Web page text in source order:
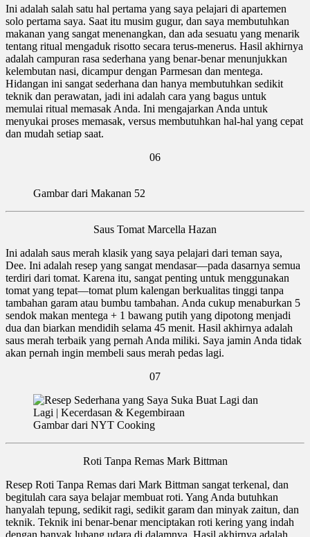
Ini adalah salah satu hal pertama yang saya pelajari di apartemen
solo pertama saya. Saat itu musim gugur, dan saya membutuhkan
makanan yang sangat menenangkan, dan ada sesuatu yang menarik
tentang ritual mengaduk risotto secara terus-menerus. Hasil akhirnya
adalah campuran rasa sederhana yang benar-benar menunjukkan
kelembutan nasi, dicampur dengan Parmesan dan mentega.
Hidangan ini sangat sederhana dan hanya membutuhkan sedikit
teknik dan perawatan, jadi ini adalah cara yang bagus untuk
memulai ritual memasak Anda. Ini mengajarkan Anda untuk
menyukai proses memasak, versus membutuhkan hal-hal yang cepat
dan mudah setiap saat.
06
Gambar dari Makanan 52
Saus Tomat Marcella Hazan
Ini adalah saus merah klasik yang saya pelajari dari teman saya,
Dee. Ini adalah resep yang sangat mendasar—pada dasarnya semua
terdiri dari tomat. Karena itu, sangat penting untuk menggunakan
tomat yang tepat—tomat plum kalengan berkualitas tinggi tanpa
tambahan garam atau bumbu tambahan. Anda cukup menaburkan 5
sendok makan mentega + 1 bawang putih yang dipotong menjadi
dua dan biarkan mendidih selama 45 menit. Hasil akhirnya adalah
saus merah terbaik yang pernah Anda miliki. Saya jamin Anda tidak
akan pernah ingin membeli saus merah pedas lagi.
07
Gambar dari NYT Cooking
Roti Tanpa Remas Mark Bittman
Resep Roti Tanpa Remas dari Mark Bittman sangat terkenal, dan
begitulah cara saya belajar membuat roti. Yang Anda butuhkan
hanyalah tepung, sedikit ragi, sedikit garam dan minyak zaitun, dan
teknik. Teknik ini benar-benar menciptakan roti kering yang indah
dengan banyak lubang udara di dalamnya. Hasil akhirnya adalah